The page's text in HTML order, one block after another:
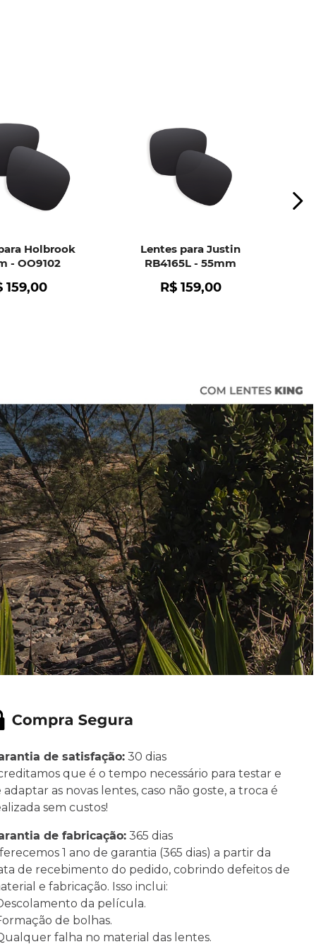
Holbrook
- OO9102
159,00
Lentes para Justin
RB4165L - 55mm
R$ 159,00
de satisfação:30 dias
que é o tempo necessário para testar e
adaptar as novas lentes, caso não goste, a troca é
sem custos!
de fabricação:365 dias
1 ano de garantia (365 dias) a partir da
de recebimento do pedido, cobrindo defeitos de
e fabricação. Isso inclui:
da película.
de bolhas.
falha no material das lentes.